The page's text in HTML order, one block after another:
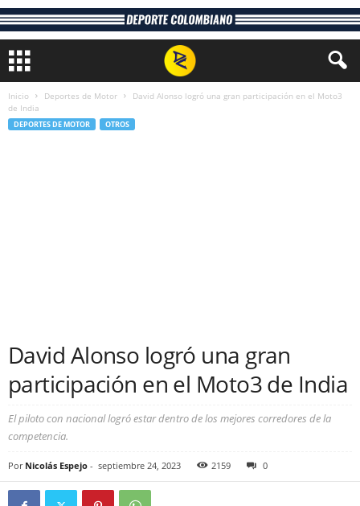
Inicio Deportes de Motor
David Alonso logró una gran participación en el Moto3
de India
DEPORTES DE MOTOR OTROS
David Alonso logró una gran
participación en el Moto3 de India
El piloto con nacional logró estar dentro de los mejores corredores de la
competencia.
Por Nicolás Espejo - septiembre 24, 2023 2159 0